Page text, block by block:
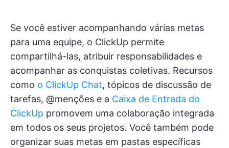
Se você estiver acompanhando várias metas
para uma equipe, o ClickUp permite
compartilhá-las, atribuir responsabilidades e
acompanhar as conquistas coletivas. Recursos
como o ClickUp Chat, tópicos de discussão de
tarefas, @menções e a Caixa de Entrada do
ClickUp promovem uma colaboração integrada
em todos os seus projetos. Você também pode
organizar suas metas em pastas específicas